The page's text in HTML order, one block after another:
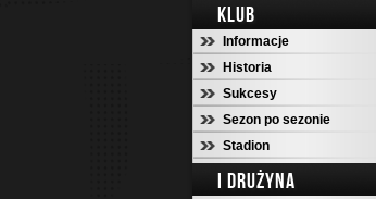
KLUB
Informacje
Historia
Sukcesy
Sezon po sezonie
Stadion
I DRUŻYNA